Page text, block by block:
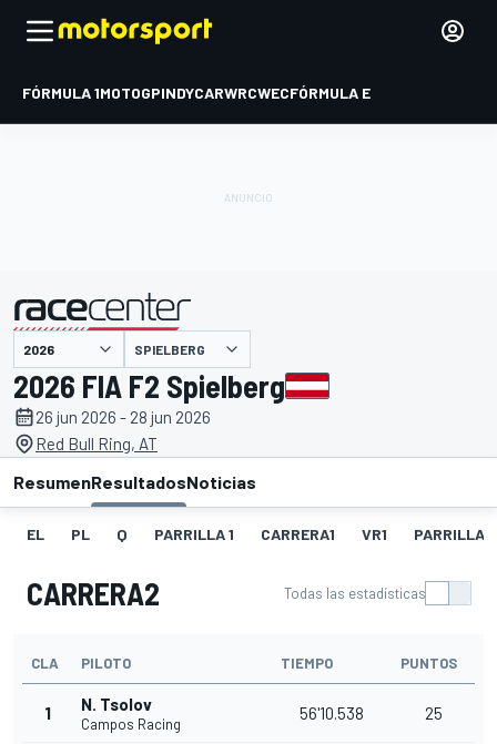
FÓRMULA 1MOTOGPINDYCARWRCWECFÓRMULA E
presentado por SPIELBERG
2026 FIA F2 Spielberg
26 jun 2026 - 28 jun 2026
Red Bull Ring, AT
ResumenResultadosNoticias
EL PL Q PARRILLA 1 CARRERA1 VR1 PARRILLA 2
CARRERA2 Todas las estadísticas
CLA PILOTO TIEMPO PUNTOS
1 N. Tsolov
Campos Racing
56'10.538 25